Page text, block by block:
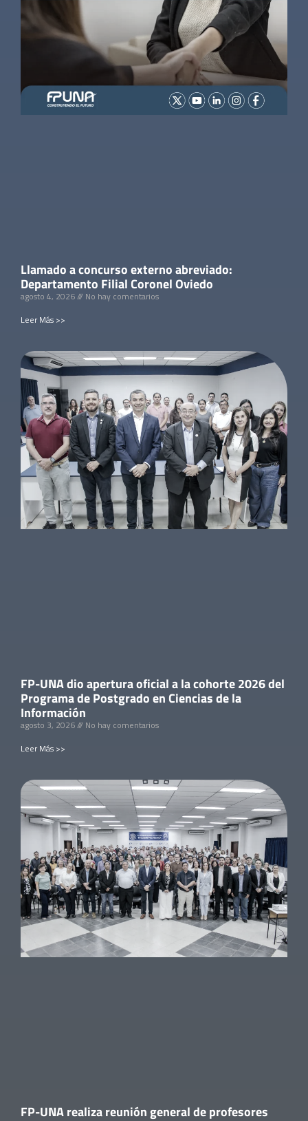
Llamado a concurso externo abreviado:
Departamento Filial Coronel Oviedo
agosto 4, 2026
No hay comentarios
Leer Más >>
FP-UNA dio apertura oficial a la cohorte 2026 del
Programa de Postgrado en Ciencias de la
Información
agosto 3, 2026
No hay comentarios
Leer Más >>
FP-UNA realiza reunión general de profesores